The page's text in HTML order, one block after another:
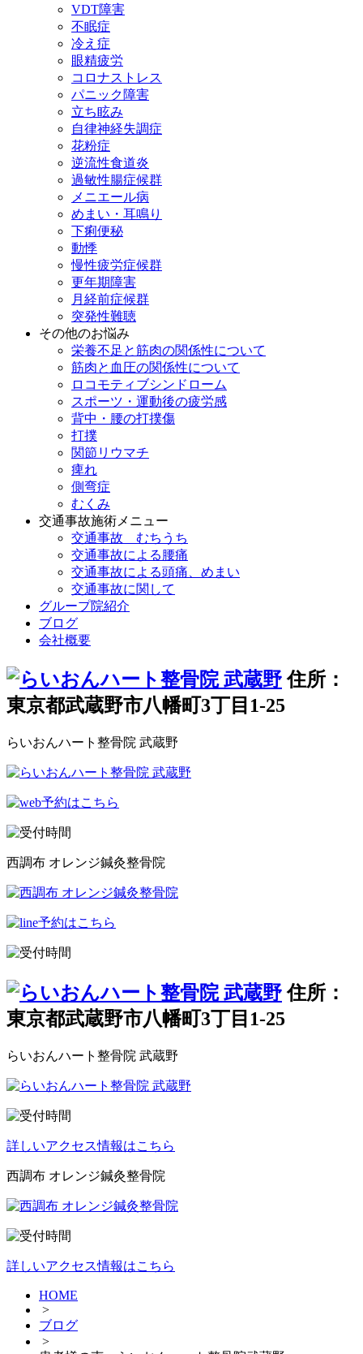
VDT障害
不眠症
冷え症
眼精疲労
コロナストレス
パニック障害
立ち眩み
自律神経失調症
花粉症
逆流性食道炎
過敏性腸症候群
メニエール病
めまい・耳鳴り
下痢便秘
動悸
慢性疲労症候群
更年期障害
月経前症候群
突発性難聴
その他のお悩み
栄養不足と筋肉の関係性について
筋肉と血圧の関係性について
ロコモティブシンドローム
スポーツ・運動後の疲労感
背中・腰の打撲傷
打撲
関節リウマチ
痺れ
側弯症
むくみ
交通事故施術メニュー
交通事故 むちうち
交通事故による腰痛
交通事故による頭痛、めまい
交通事故に関して
グループ院紹介
ブログ
会社概要
住所：
東京都武蔵野市八幡町3丁目1-25
らいおんハート整骨院 武蔵野
西調布 オレンジ鍼灸整骨院
住所：
東京都武蔵野市八幡町3丁目1-25
らいおんハート整骨院 武蔵野
詳しいアクセス情報はこちら
西調布 オレンジ鍼灸整骨院
詳しいアクセス情報はこちら
HOME
>
ブログ
>